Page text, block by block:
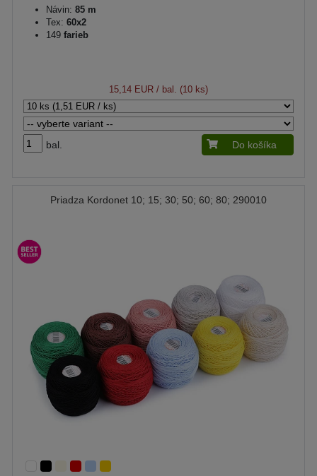
Návin: 85 m
Tex: 60x2
149 farieb
15,14 EUR / bal. (10 ks)
bal. Do košíka
Priadza Kordonet 10; 15; 30; 50; 60; 80; 290010